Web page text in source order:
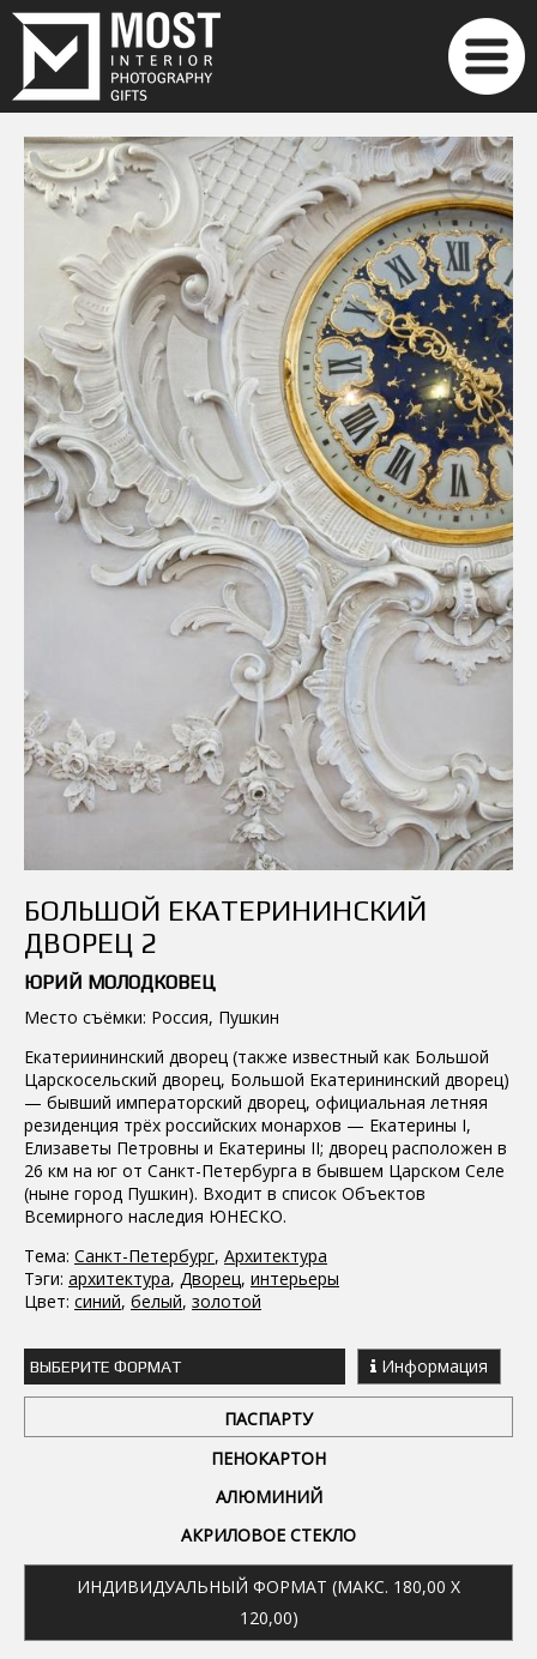
БОЛЬШОЙ ЕКАТЕРИНИНСКИЙ
ДВОРЕЦ 2
ЮРИЙ МОЛОДКОВЕЦ
Место съёмки: Россия, Пушкин
Екатериининский дворец (также известный как Большой
Царскосельский дворец, Большой Екатерининский дворец)
— бывший императорский дворец, официальная летняя
резиденция трёх российских монархов — Екатерины I,
Елизаветы Петровны и Екатерины II; дворец расположен в
26 км на юг от Санкт-Петербурга в бывшем Царском Селе
(ныне город Пушкин). Входит в список Объектов
Всемирного наследия ЮНЕСКО.
Тема: Санкт-Петербург, Архитектура
Тэги: архитектура, Дворец, интерьеры
Цвет: синий, белый, золотой
ВЫБЕРИТЕ ФОРМАТ Информация
ПАСПАРТУ
ПЕНОКАРТОН
АЛЮМИНИЙ
АКРИЛОВОЕ СТЕКЛО
ИНДИВИДУАЛЬНЫЙ ФОРМАТ (МАКС. 180,00 X
120,00)